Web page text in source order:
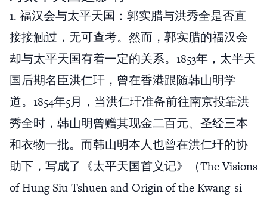
1. 福汉会与太平天国：郭实腊与洪秀全是否直
接接触过，无可查考。然而，郭实腊的福汉会
却与太平天国有着一定的关系。1853年，太半天
国后期名臣洪仁玕，曾在香港跟随韩山明学
道。1854年5月，当洪仁玕准备前往南京投靠洪
秀全时，韩山明曾赠其现金二百元、圣经三本
和衣物一批。而韩山明本人也曾在洪仁玕的协
助下，写成了《太平天国首义记》（The Visions
of Hung Siu Tshuen and Origin of the Kwang-si